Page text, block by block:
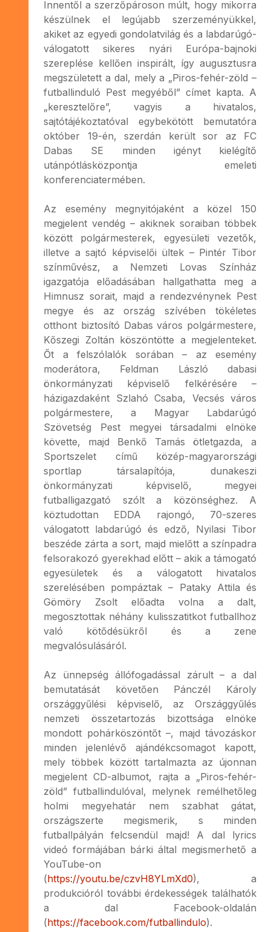
Innentől a szerzőpároson múlt, hogy mikorra
készülnek el legújabb szerzeményükkel,
akiket az egyedi gondolatvilág és a labdarúgó-
válogatott sikeres nyári Európa-bajnoki
szereplése kellően inspirált, így augusztusra
megszületett a dal, mely a „Piros-fehér-zöld –
futballinduló Pest megyéből” címet kapta. A
„keresztelőre”, vagyis a hivatalos,
sajtótájékoztatóval egybekötött bemutatóra
október 19-én, szerdán került sor az FC
Dabas SE minden igényt kielégítő
utánpótlásközpontja emeleti
konferenciatermében.
Az esemény megnyitójaként a közel 150
megjelent vendég – akiknek soraiban többek
között polgármesterek, egyesületi vezetők,
illetve a sajtó képviselői ültek – Pintér Tibor
színművész, a Nemzeti Lovas Színház
igazgatója előadásában hallgathatta meg a
Himnusz sorait, majd a rendezvénynek Pest
megye és az ország szívében tökéletes
otthont biztosító Dabas város polgármestere,
Kőszegi Zoltán köszöntötte a megjelenteket.
Őt a felszólalók sorában – az esemény
moderátora, Feldman László dabasi
önkormányzati képviselő felkérésére –
házigazdaként Szlahó Csaba, Vecsés város
polgármestere, a Magyar Labdarúgó
Szövetség Pest megyei társadalmi elnöke
követte, majd Benkő Tamás ötletgazda, a
Sportszelet című közép-magyarországi
sportlap társalapítója, dunakeszi
önkormányzati képviselő, megyei
futballigazgató szólt a közönséghez. A
köztudottan EDDA rajongó, 70-szeres
válogatott labdarúgó és edző, Nyilasi Tibor
beszéde zárta a sort, majd mielőtt a színpadra
felsorakozó gyerekhad előtt – akik a támogató
egyesületek és a válogatott hivatalos
szerelésében pompáztak – Pataky Attila és
Gömöry Zsolt előadta volna a dalt,
megosztottak néhány kulisszatitkot futballhoz
való kötődésükről és a zene
megvalósulásáról.
Az ünnepség állófogadással zárult – a dal
bemutatását követően Pánczél Károly
országgyűlési képviselő, az Országgyűlés
nemzeti összetartozás bizottsága elnöke
mondott pohárköszöntőt –, majd távozáskor
minden jelenlévő ajándékcsomagot kapott,
mely többek között tartalmazta az újonnan
megjelent CD-albumot, rajta a „Piros-fehér-
zöld” futballindulóval, melynek remélhetőleg
holmi megyehatár nem szabhat gátat,
országszerte megismerik, s minden
futballpályán felcsendül majd! A dal lyrics
videó formájában bárki által megismerhető a
YouTube-on
(https://youtu.be/czvH8YLmXd0), a
produkcióról további érdekességek találhatók
a dal Facebook-oldalán
(https://facebook.com/futballindulo).